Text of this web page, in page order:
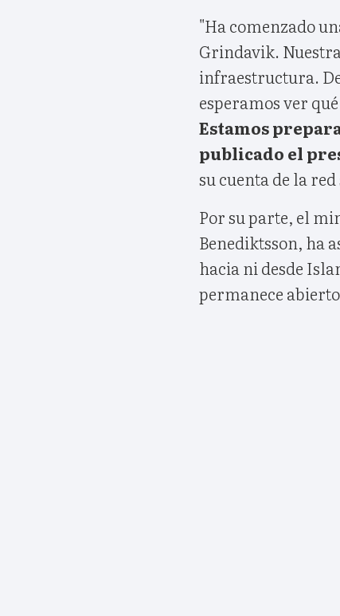
"Ha comenzado
Grindavik.
infraestructura.
esperamos ver
Estamos
publicado el
su cuenta de la
Por su parte, el
Benediktsson, ha
hacia ni desde
permanece